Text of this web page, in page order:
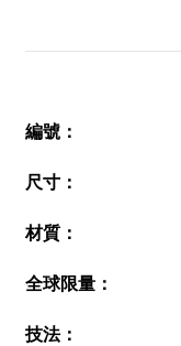
編號 ：
尺寸 ：
材質 ：
全球限量：
技法：